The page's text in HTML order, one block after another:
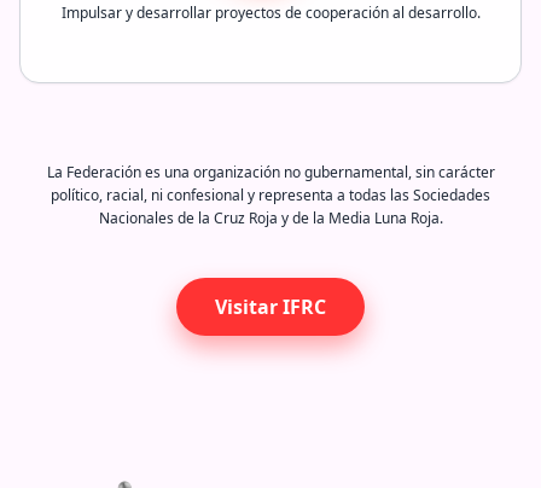
Impulsar y desarrollar proyectos de cooperación al desarrollo.
La Federación es una organización no gubernamental, sin carácter
político, racial, ni confesional y representa a todas las Sociedades
Nacionales de la Cruz Roja y de la Media Luna Roja.
Visitar IFRC